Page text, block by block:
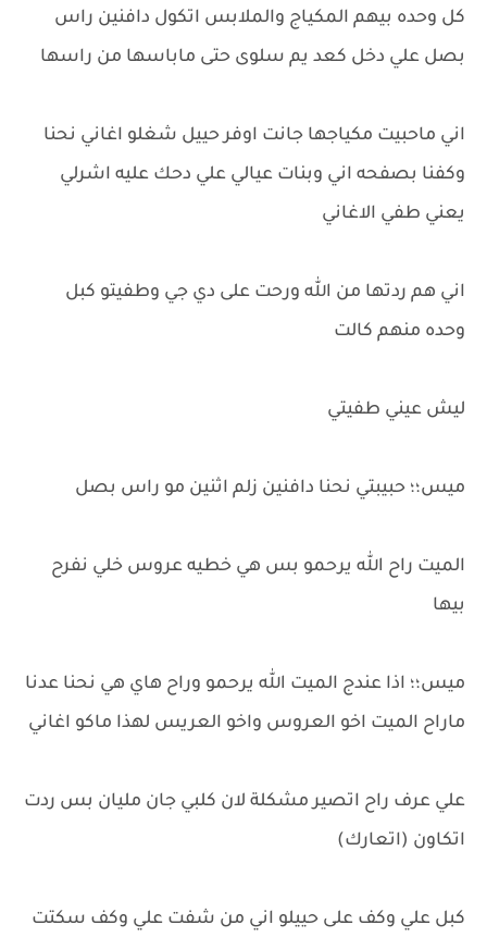
كل وحده بيهم المكياج والملابس اتكول دافنين راس
بصل علي دخل كعد يم سلوى حتى ماباسها من راسها
اني ماحبيت مكياجها جانت اوفر حييل شغلو اغاني نحنا
وكفنا بصفحه اني وبنات عيالي علي دحك عليه اشرلي
يعني طفي الاغاني
اني هم ردتها من الله ورحت على دي جي وطفيتو كبل
وحده منهم كالت
ليش عيني طفيتي
ميس؛؛ حبيبتي نحنا دافنين زلم اثنين مو راس بصل
الميت راح الله يرحمو بس هي خطيه عروس خلي نفرح
بيها
ميس؛؛ اذا عندج الميت الله يرحمو وراح هاي هي نحنا عدنا
ماراح الميت اخو العروس واخو العريس لهذا ماكو اغاني
علي عرف راح اتصير مشكلة لان كلبي جان مليان بس ردت
اتكاون (اتعارك)
كبل علي وكف على حييلو اني من شفت علي وكف سكتت